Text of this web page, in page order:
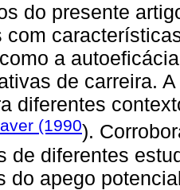
do presente
com
a
de carreira.
diferentes
(1990).
de diferentes
do apego